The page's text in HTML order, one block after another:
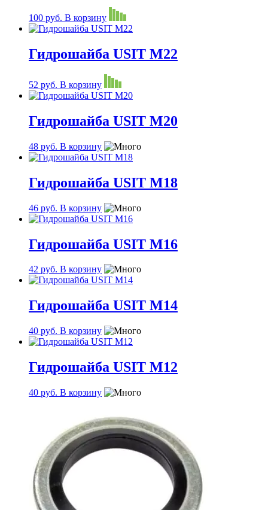
100 руб. В корзину
Гидрошайба USIT М22
52 руб. В корзину
Гидрошайба USIT М20
48 руб. В корзину
Гидрошайба USIT М18
46 руб. В корзину
Гидрошайба USIT М16
42 руб. В корзину
Гидрошайба USIT М14
40 руб. В корзину
Гидрошайба USIT М12
40 руб. В корзину